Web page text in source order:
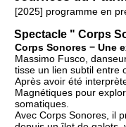
[2025] programme en
Spectacle " Corps
Corps Sonores − Une
Massimo Fusco,
tisse un lien subtil entre
Après avoir été
Magnétiques pour
somatiques.
Avec Corps Sonores, il